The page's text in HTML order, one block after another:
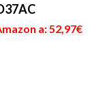
a: 52,97€